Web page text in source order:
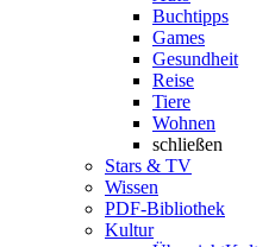
Buchtipps
Games
Gesundheit
Reise
Tiere
Wohnen
schließen
Stars & TV
Wissen
PDF-Bibliothek
Kultur